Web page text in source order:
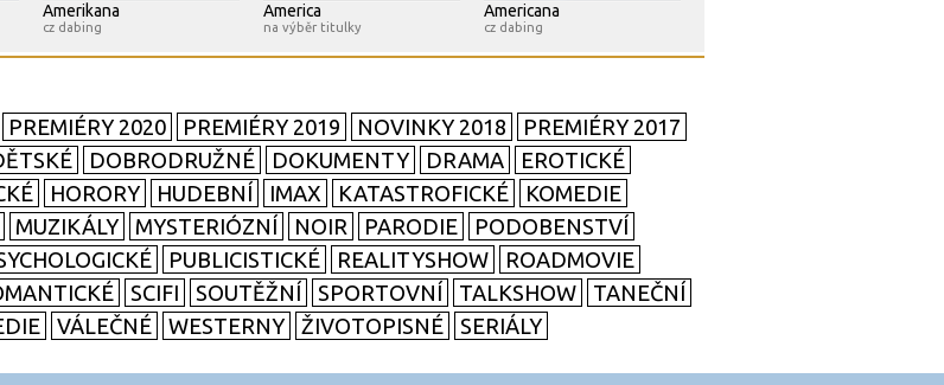
Amerikana
cz dabing
America
na výběr titulky
Americana
cz dabing
PREMIÉRY 2020 PREMIÉRY 2019 NOVINKY 2018
PREMIÉRY 2017
DOBRODRUŽNÉ DOKUMENTY DRAMA
EROTICKÉ
HORORY HUDEBNÍ IMAX KATASTROFICKÉ
KOMEDIE
MUZIKÁLY MYSTERIÓZNÍ NOIR PARODIE
PODOBENSTVÍ
PUBLICISTICKÉ REALITYSHOW
ROADMOVIE
SCIFI SOUTĚŽNÍ SPORTOVNÍ TALKSHOW
TANEČNÍ
VÁLEČNÉ WESTERNY ŽIVOTOPISNÉ SERIÁLY